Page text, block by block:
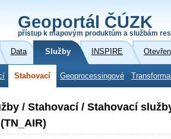
Geoportál ČÚZK
přístup k mapovým produktům a službám
Data Služby INSPIRE
Stahovací Geoprocessingové
/ Stahovací / Stahovací